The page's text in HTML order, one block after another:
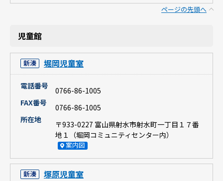
ページの先頭へ
児童館
新湊 堀岡児童室
電話番号
0766-86-1005
FAX番号
0766-86-1005
所在地
〒933-0227 富山県射水市射水町一丁目１７番
地１（堀岡コミュニティセンター内）
案内図
新湊 塚原児童室